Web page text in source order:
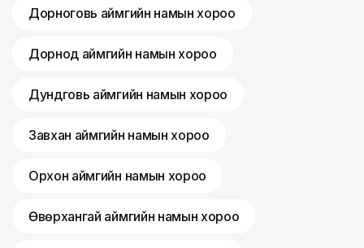
Дорноговь аймгийн намын хороо
Дорнод аймгийн намын хороо
Дундговь аймгийн намын хороо
Завхан аймгийн намын хороо
Орхон аймгийн намын хороо
Өвөрхангай аймгийн намын хороо